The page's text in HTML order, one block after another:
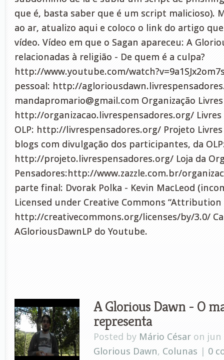
que é, basta saber que é um script malicioso).
ao ar, atualizo aqui e coloco o link do artigo
vídeo. Vídeo em que o Sagan apareceu: A
relacionadas à religião - De quem é a culpa?
http://www.youtube.com/
pessoal: http://
mandapromario@gmail.com Organização
http://organizacao.livrespensadores.org/ Livres
OLP: http://livrespensadores.org/ Projeto Livres
blogs com divulgação dos participantes, da
http://projeto.livrespensadores.org/ Loja da
Pensadores:http://www.zazzle.com.br/
parte final: Dvorak Polka - Kevin MacLeod
Licensed under Creative Commons “Attribution
http://creativecommons.org/licenses/by/3.0/
AGloriousDawnLP do Youtube.
A Glorious Dawn - O
representa
Posted by Mário César on jun
Glorious Dawn, Colunas | 0